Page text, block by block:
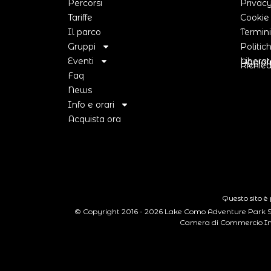
Percorsi
Tariffe
Il parco
Gruppi
Eventi
Faq
News
Info e orari
Acquista ora
Questo sito
© Copyright 2016 - 2026 Lake Como Adventure Park
Camera di Commercio